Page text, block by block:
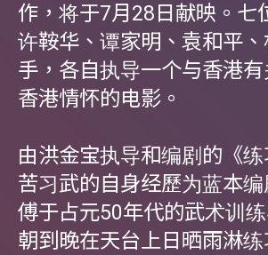
作，将于7月28日献映。七
许鞍华、谭家明、袁和平
手，各自执导一个与香港
香港情怀的电影。
由洪金宝执导和编剧的《
苦习武的自身经歷为蓝本
傅于占元50年代的武术训
朝到晚在天台上日晒雨淋